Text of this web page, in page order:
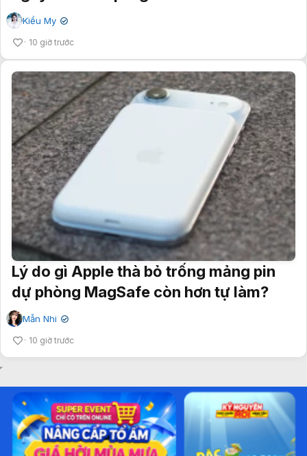
Kiều My ✔
10 giờ trước
Lý do gì Apple thà bỏ trống mảng pin
dự phòng MagSafe còn hơn tự làm?
Mẫn Nhi ✔
10 giờ trước